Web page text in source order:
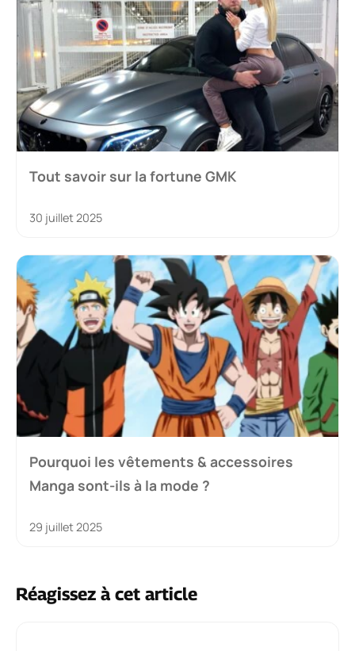
Tout savoir sur la fortune GMK
30 juillet 2025
Pourquoi les vêtements & accessoires
Manga sont-ils à la mode ?
29 juillet 2025
Réagissez à cet article